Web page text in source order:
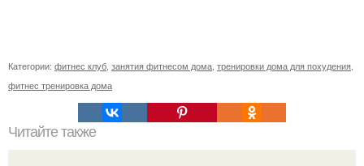
Категории: фитнес клуб занятия фитнесом дома тренировки дома для похудения
фитнес тренировка дома
Читайте также